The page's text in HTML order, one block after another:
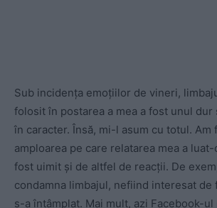
Sub incidența emoțiilor de vineri,
folosit în postarea a mea a fost unul dur
în caracter. Însă, mi-l asum cu totul. Am
amploarea pe care relatarea mea a
fost uimit și de altfel de reacții. De
condamna limbajul, nefiind interesat de
s-a întâmplat. Mai mult, azi Facebook-